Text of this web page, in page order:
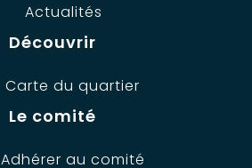
Actualités
Découvrir
Carte du quartier
Le comité
Adhérer au comité